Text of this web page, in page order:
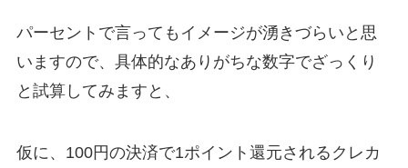
パーセントで言ってもイメージが湧きづらいと思
いますので、具体的なありがちな数字でざっくり
と試算してみますと、
仮に、100円の決済で1ポイント還元されるクレカ